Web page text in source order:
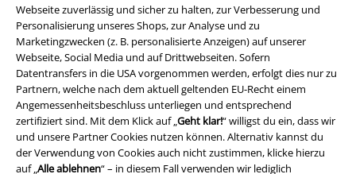
Webseite zuverlässig und sicher zu halten, zur Verbesserung und
Personalisierung unseres Shops, zur Analyse und zu
Marketingzwecken (z. B. personalisierte Anzeigen) auf unserer
Webseite, Social Media und auf Drittwebseiten. Sofern
Datentransfers in die USA vorgenommen werden, erfolgt dies nur zu
Partnern, welche nach dem aktuell geltenden EU-Recht einem
Angemessenheitsbeschluss unterliegen und entsprechend
zertifiziert sind. Mit dem Klick auf „Geht klar!“ willigst du ein, dass wir
und unsere Partner Cookies nutzen können. Alternativ kannst du
der Verwendung von Cookies auch nicht zustimmen, klicke hierzu
auf „Alle ablehnen“ – in diesem Fall verwenden wir lediglich
Rechtliches
AGB
Impressum